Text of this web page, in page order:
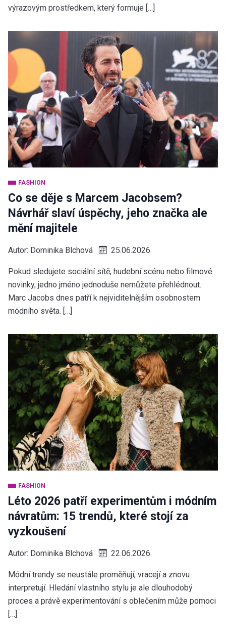
výrazovým prostředkem, který formuje […]
FASHION
Co se děje s Marcem Jacobsem?
Návrhář slaví úspěchy, jeho značka ale
mění majitele
Autor: Dominika Blchová 25.06.2026
Pokud sledujete sociální sítě, hudební scénu nebo filmové
novinky, jedno jméno jednoduše nemůžete přehlédnout.
Marc Jacobs dnes patří k nejviditelnějším osobnostem
módního světa. […]
FASHION
Léto 2026 patří experimentům i módním
návratům: 15 trendů, které stojí za
vyzkoušení
Autor: Dominika Blchová 22.06.2026
Módní trendy se neustále proměňují, vracejí a znovu
interpretují. Hledání vlastního stylu je ale dlouhodobý
proces a právě experimentování s oblečením může pomoci
[…]